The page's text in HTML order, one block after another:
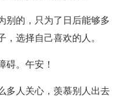
别的，只为了日后能够多
，选择自己喜欢的人。
碍。午安！
多人关心，羡慕别人出去